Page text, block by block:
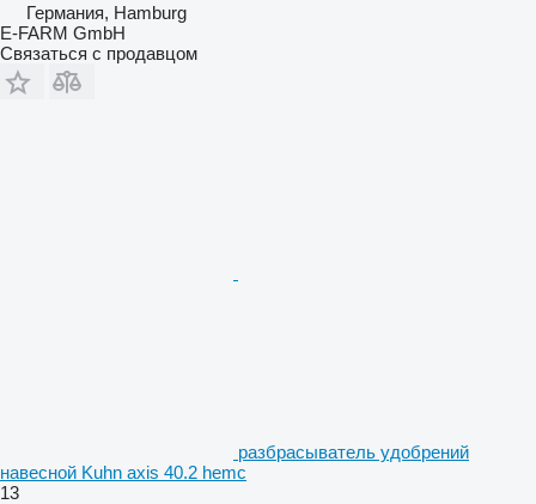
Германия, Hamburg
E-FARM GmbH
Связаться с продавцом
разбрасыватель удобрений
навесной Kuhn axis 40.2 hemc
13